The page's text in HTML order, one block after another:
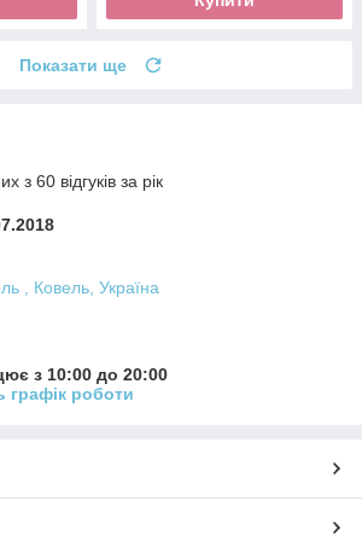
Показати ще
з 60 відгуків за рік
, Ковель, Україна
з 10:00 до 20:00
графік роботи